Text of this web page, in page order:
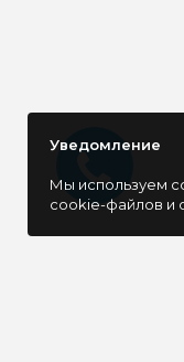
Уведомление
Мы используем
cookie-файлов и